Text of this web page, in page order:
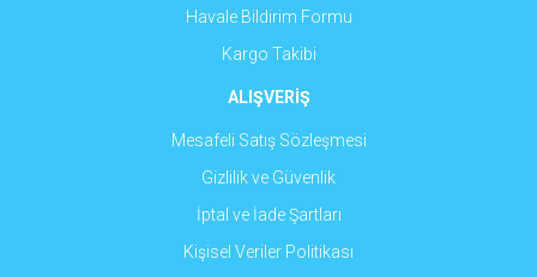
Gönder
Havale Bildirim Formu
Kargo Takibi
ALIŞVERİŞ
Mesafeli Satış Sözleşmesi
Gizlilik ve Güvenlik
İptal ve İade Şartları
Kişisel Veriler Politikası